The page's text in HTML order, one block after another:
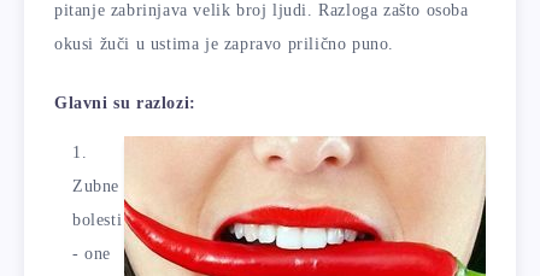
pitanje zabrinjava velik broj ljudi. Razloga zašto osoba
okusi žuči u ustima je zapravo prilično puno.
Glavni su razlozi:
Zubne
bolesti
- one